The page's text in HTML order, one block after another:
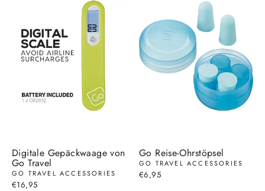
Digitale Gepäckwaage von
Go Travel
GO TRAVEL ACCESSORIES
€16,95
Go Reise-Ohrstöpsel
GO TRAVEL ACCESSORIES
€6,95